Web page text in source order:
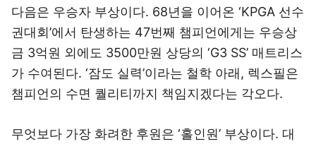
다음은 우승자 부상이다. 68년을 이어온 ‘KPGA 선수
권대회’에서 탄생하는 47번째 챔피언에게는 우승상
금 3억원 외에도 3500만원 상당의 ‘G3 SS’ 매트리스
가 수여된다. ‘잠도 실력’이라는 철학 아래, 렉스필은
챔피언의 수면 퀄리티까지 책임지겠다는 각오다.
무엇보다 가장 화려한 후원은 ‘홀인원’ 부상이다. 대